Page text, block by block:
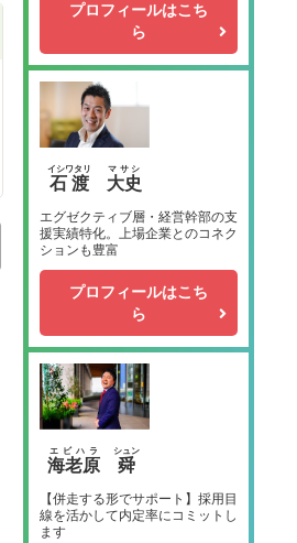
プロフィールはこち
ら
石渡
イシワタリ
大史
マサシ
エグゼクティブ層・経営幹部の支
援実績特化。上場企業とのコネク
ションも豊富
プロフィールはこち
ら
海老原
エビハラ
舜
シュン
【併走する形でサポート】採用目
線を活かして内定率にコミットし
ます